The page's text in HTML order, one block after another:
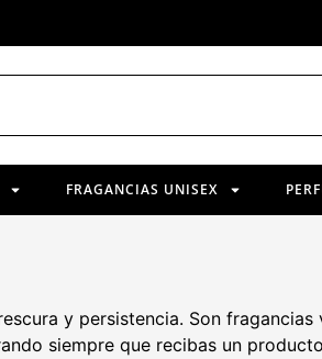
FRAGANCIAS UNISEX
y persistencia. Son
siempre que recibas un